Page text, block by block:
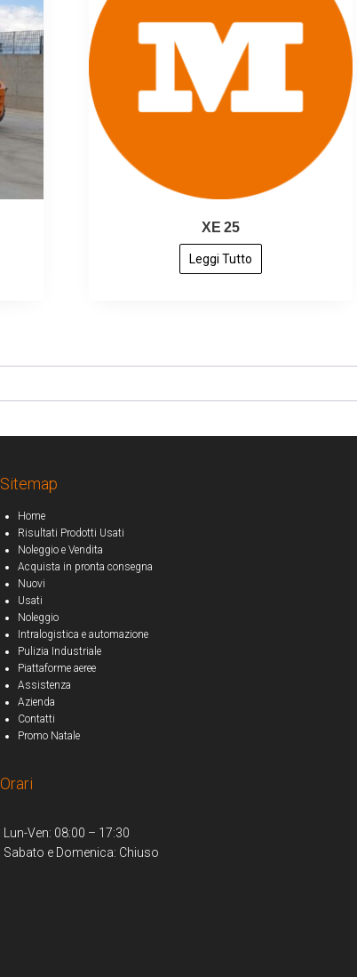
XE 25
Leggi Tutto
Sitemap
Home
Risultati Prodotti Usati
Noleggio e Vendita
Acquista in pronta consegna
Nuovi
Usati
Noleggio
Intralogistica e automazione
Pulizia Industriale
Piattaforme aeree
Assistenza
Azienda
Contatti
Promo Natale
Orari
Lun-Ven: 08:00 – 17:30
Sabato e Domenica: Chiuso